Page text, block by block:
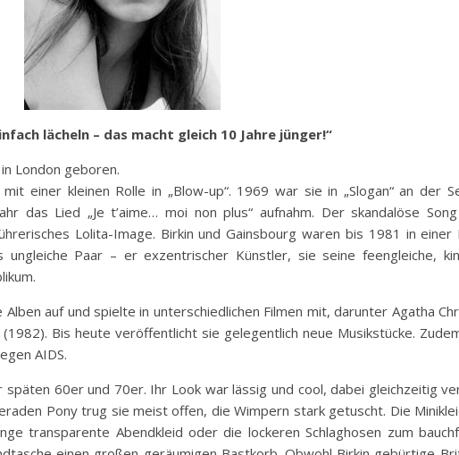
lächeln – das macht gleich 10 Jahre jünger!“
London geboren.
einer kleinen Rolle in „Blow-up“. 1969 war sie in „Slogan“ an der
das Lied „Je t’aime… moi non plus“ aufnahm. Der skandalöse
Lolita-Image. Birkin und Gainsbourg waren bis 1981 in einer
Paar – er exzentrischer Künstler, sie seine feengleiche,
auf und spielte in unterschiedlichen Filmen mit, darunter Agatha
Bis heute veröffentlicht sie gelegentlich neue Musikstücke.
AIDS.
60er und 70er. Ihr Look war lässig und cool, dabei gleichzeitig
Pony trug sie meist offen, die Wimpern stark getuscht. Die
transparente Abendkleid oder die lockeren Schlaghosen zum